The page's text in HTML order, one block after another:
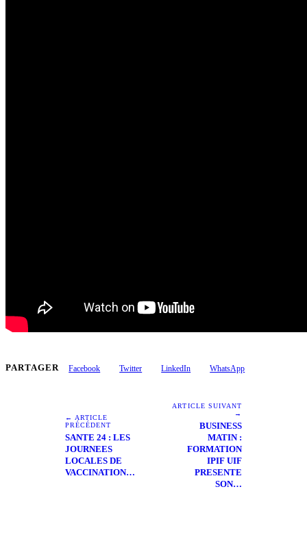
PARTAGER Facebook Twitter LinkedIn WhatsApp
← ARTICLE
PRÉCÉDENT
SANTE 24 : LES
JOURNEES
LOCALES DE
VACCINATION…
ARTICLE SUIVANT
→
BUSINESS
MATIN :
FORMATION
IPIF UIF
PRESENTE
SON…